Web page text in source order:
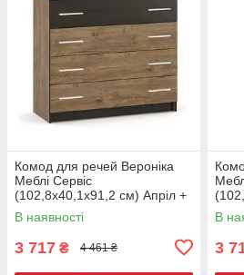
Комод для речей Вероніка
Меблі Сервіс
(102,8х40,1х91,2 см) Апріл +
венге
В наявності
3 717 ₴ 4 461 ₴
В
3